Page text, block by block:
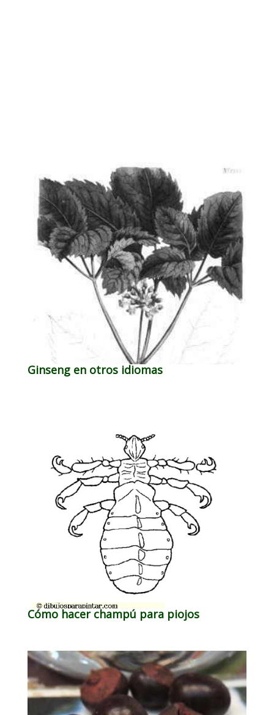
Ginseng en otros idiomas
Cómo hacer champú para piojos